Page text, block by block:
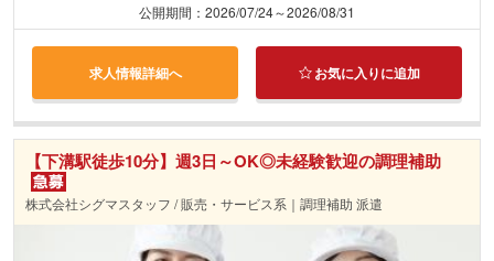
公開期間：2026/07/24～2026/08/31
求人情報詳細へ お気に入りに追加
【下溝駅徒歩10分】週3日～OK◎未経験歓迎の調理補助
株式会社シグマスタッフ / 販売・サービス系｜調理補助 派遣